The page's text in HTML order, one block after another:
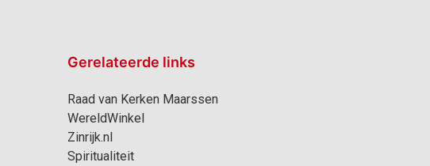
Gerelateerde links
Raad van Kerken Maarssen
WereldWinkel
Zinrijk.nl
Spiritualiteit